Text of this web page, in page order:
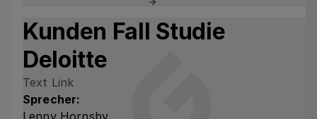
Kunden Fall Studie
Deloitte
Text Link
Sprecher:
Lenny Hornsby